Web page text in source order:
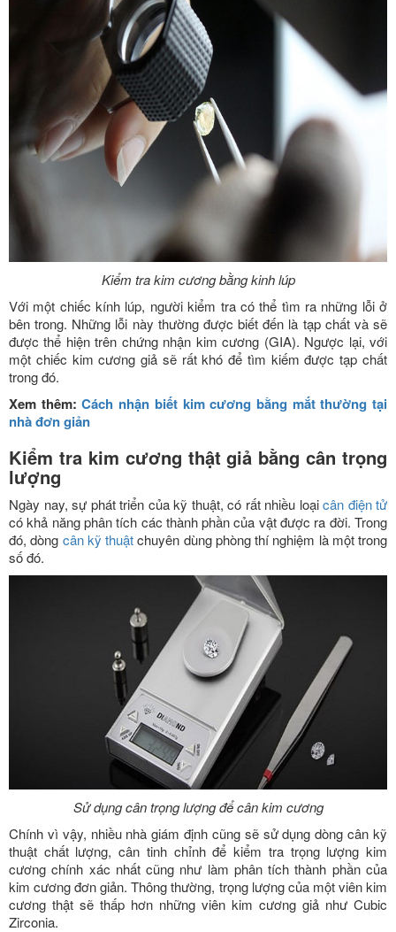
Kiểm tra kim cương bằng kinh lúp
Với một chiếc kính lúp, người kiểm tra có thể tìm ra những lỗi ở
bên trong. Những lỗi này thường được biết đến là tạp chất và sẽ
được thể hiện trên chứng nhận kim cương (GIA). Ngược lại, với
một chiếc kim cương giả sẽ rất khó để tìm kiếm được tạp chất
trong đó.
Xem thêm:Cách nhận biết kim cương bằng mắt thường tại
nhà đơn giản
Kiểm tra kim cương thật giả bằng cân trọng
lượng
Ngày nay, sự phát triển của kỹ thuật, có rất nhiều loạicân điện tử
có khả năng phân tích các thành phần của vật được ra đời. Trong
đó, dòng cân kỹ thuậtchuyên dùng phòng thí nghiệm là một trong
số đó.
Sử dụng cân trọng lượng để cân kim cương
Chính vì vậy, nhiều nhà giám định cũng sẽ sử dụng dòng cân kỹ
thuật chất lượng, cân tinh chỉnh để kiểm tra trọng lượng kim
cương chính xác nhất cũng như làm phân tích thành phần của
kim cương đơn giản. Thông thường, trọng lượng của một viên kim
cương thật sẽ thấp hơn những viên kim cương giả như Cubic
Zirconia.